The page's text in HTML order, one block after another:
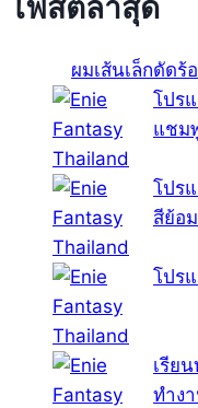
โฟสต์ล่าสุด
ผมเส้นเล็กดัดร้
โปร
แชม
โปร
สีย้อ
โปร
เรีย
ทำง